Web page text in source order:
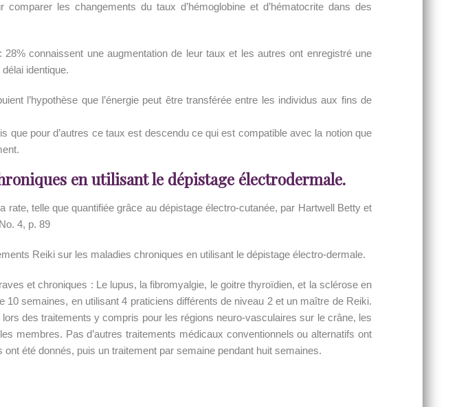
les changements du taux d’hémoglobine et d’hématocrite dans des
connaissent une augmentation de leur taux et les autres ont enregistré une
identique.
l’hypothèse que l’énergie peut être transférée entre les individus aux fins de
pour d’autres ce taux est descendu ce qui est compatible avec la notion que
en utilisant le dépistage électrodermale.
rate, telle que quantifiée grâce au dépistage électro-cutanée, par Hartwell Betty et
4, p. 89
Reiki sur les maladies chroniques en utilisant le dépistage électro-dermale.
et chroniques : Le lupus, la fibromyalgie, le goitre thyroïdien, et la sclérose en
semaines, en utilisant 4 praticiens différents de niveau 2 et un maître de Reiki.
des traitements y compris pour les régions neuro-vasculaires sur le crâne, les
membres. Pas d’autres traitements médicaux conventionnels ou alternatifs ont
été donnés, puis un traitement par semaine pendant huit semaines.